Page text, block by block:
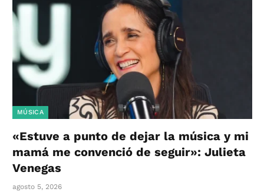
MÚSICA
«Estuve a punto de dejar la música y mi
mamá me convenció de seguir»: Julieta
Venegas
agosto 5, 2026